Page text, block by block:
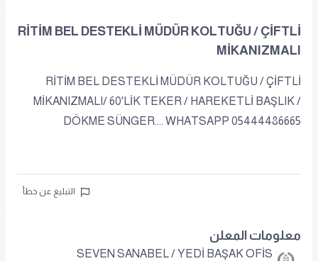
RİTİM BEL DESTEKLİ MÜDÜR KOLTUĞU / ÇİFTLİ
MİKANIZMALI
RİTİM BEL DESTEKLİ MÜDÜR KOLTUĞU / ÇİFTLİ
MİKANIZMALI/ 60'LİK TEKER / HAREKETLİ BAŞLIK /
DÖKME SÜNGER.... WHATSAPP 05444486665
التبليغ عن خطأ
معلومات المعلن
SEVEN SANABEL / YEDİ BAŞAK OFİS